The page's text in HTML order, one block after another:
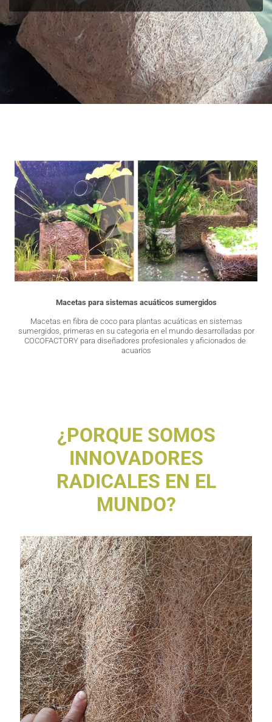
Macetas para sistemas acuáticos sumergidos
Macetas en fibra de coco para plantas acuáticas en sistemas
sumergidos, primeras en su categoria en el mundo desarrolladas por
COCOFACTORY para diseñadores profesionales y aficionados de
acuarios
¿PORQUE SOMOS
INNOVADORES
RADICALES EN EL
MUNDO?